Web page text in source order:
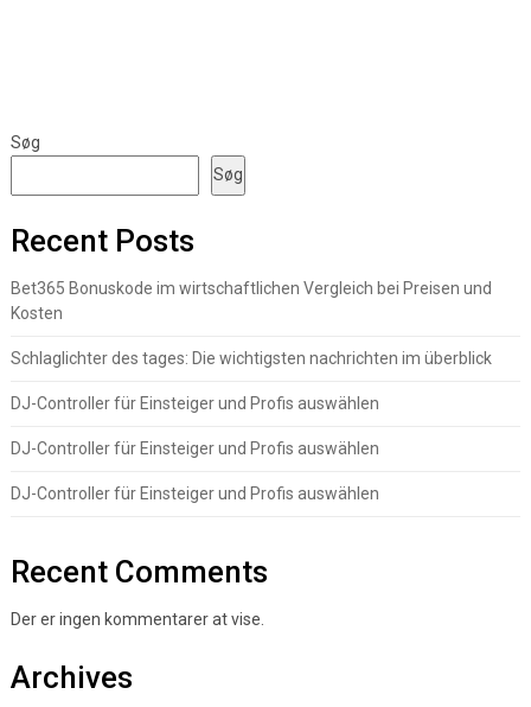
Søg
Søg
Recent Posts
Bet365 Bonuskode im wirtschaftlichen Vergleich bei Preisen und
Kosten
Schlaglichter des tages: Die wichtigsten nachrichten im überblick
DJ-Controller für Einsteiger und Profis auswählen
DJ-Controller für Einsteiger und Profis auswählen
DJ-Controller für Einsteiger und Profis auswählen
Recent Comments
Der er ingen kommentarer at vise.
Archives